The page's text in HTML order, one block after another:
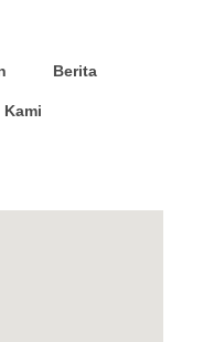
Berita